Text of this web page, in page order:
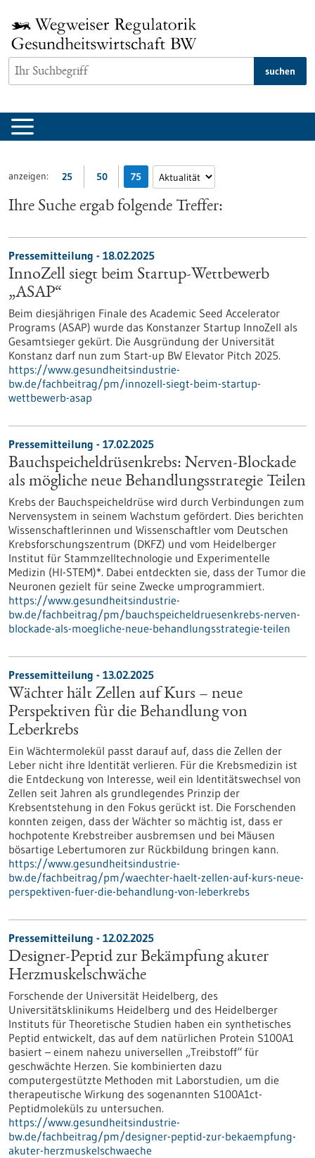
Inhalt
springen
suchen
anzeigen: 25 50 75
Ihre Suche ergab folgende Treffer:
Pressemitteilung - 18.02.2025
InnoZell siegt beim Startup-Wettbewerb
„ASAP“
Beim diesjährigen Finale des Academic Seed Accelerator
Programs (ASAP) wurde das Konstanzer Startup InnoZell als
Gesamtsieger gekürt. Die Ausgründung der Universität
Konstanz darf nun zum Start-up BW Elevator Pitch 2025.
https://www.gesundheitsindustrie-
bw.de/fachbeitrag/pm/innozell-siegt-beim-startup-
wettbewerb-asap
Pressemitteilung - 17.02.2025
Bauchspeicheldrüsenkrebs: Nerven-Blockade
als mögliche neue Behandlungsstrategie Teilen
Krebs der Bauchspeicheldrüse wird durch Verbindungen zum
Nervensystem in seinem Wachstum gefördert. Dies berichten
Wissenschaftlerinnen und Wissenschaftler vom Deutschen
Krebsforschungszentrum (DKFZ) und vom Heidelberger
Institut für Stammzelltechnologie und Experimentelle
Medizin (HI-STEM)*. Dabei entdeckten sie, dass der Tumor die
Neuronen gezielt für seine Zwecke umprogrammiert.
https://www.gesundheitsindustrie-
bw.de/fachbeitrag/pm/bauchspeicheldruesenkrebs-nerven-
blockade-als-moegliche-neue-behandlungsstrategie-teilen
Pressemitteilung - 13.02.2025
Wächter hält Zellen auf Kurs – neue
Perspektiven für die Behandlung von
Leberkrebs
Ein Wächtermolekül passt darauf auf, dass die Zellen der
Leber nicht ihre Identität verlieren. Für die Krebsmedizin ist
die Entdeckung von Interesse, weil ein Identitätswechsel von
Zellen seit Jahren als grundlegendes Prinzip der
Krebsentstehung in den Fokus gerückt ist. Die Forschenden
konnten zeigen, dass der Wächter so mächtig ist, dass er
hochpotente Krebstreiber ausbremsen und bei Mäusen
bösartige Lebertumoren zur Rückbildung bringen kann.
https://www.gesundheitsindustrie-
bw.de/fachbeitrag/pm/waechter-haelt-zellen-auf-kurs-neue-
perspektiven-fuer-die-behandlung-von-leberkrebs
Pressemitteilung - 12.02.2025
Designer-Peptid zur Bekämpfung akuter
Herzmuskelschwäche
Forschende der Universität Heidelberg, des
Universitätsklinikums Heidelberg und des Heidelberger
Instituts für Theoretische Studien haben ein synthetisches
Peptid entwickelt, das auf dem natürlichen Protein S100A1
basiert – einem nahezu universellen „Treibstoff“ für
geschwächte Herzen. Sie kombinierten dazu
computergestützte Methoden mit Laborstudien, um die
therapeutische Wirkung des sogenannten S100A1ct-
Peptidmoleküls zu untersuchen.
https://www.gesundheitsindustrie-
bw.de/fachbeitrag/pm/designer-peptid-zur-bekaempfung-
akuter-herzmuskelschwaeche